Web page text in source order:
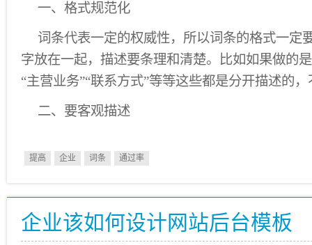
一、格式规范化
词条代表一定的权威性，所以词条的格式一定
字放在一起，描述要条理和清楚。比如如果做的
“主营业务”“联系方式”等等这些都是分开描述的
二、要客观描述
提高 企业 词条 通过率
企业该如何设计网站后台模板